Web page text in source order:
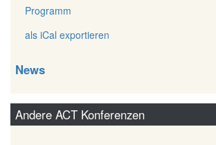
Programm
als iCal exportieren
News
Andere ACT Konferenzen